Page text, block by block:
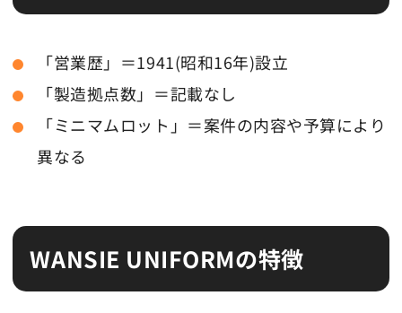
「営業歴」＝1941(昭和16年)設立
「製造拠点数」＝記載なし
「ミニマムロット」＝案件の内容や予算により
異なる
WANSIE UNIFORMの特徴